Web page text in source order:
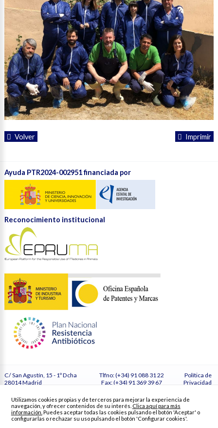
Volver Imprimir
Ayuda PTR2024-002951 financiada por
Reconocimiento institucional
C/ San Agustín, 15 - 1º Dcha
28014 Madrid
Tlfno: (+34) 91 088 31 22
Fax: (+34) 91 369 39 67
Política de
Privacidad
Configurar
Créditos
Utilizamos cookies propias y de terceros para mejorar la experiencia de
navegación, y ofrecer contenidos de su interés. Clica aquí para más
información. Puedes aceptar todas las cookies pulsando el botón 'Aceptar' o
configurarlas o rechazar su uso pulsando el botón 'Configurar cookies'.